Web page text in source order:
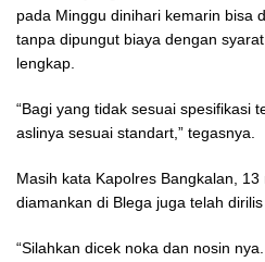
pada Minggu dinihari kemarin bisa
tanpa dipungut biaya dengan
lengkap.
“Bagi yang tidak sesuai spesifikasi
aslinya sesuai standart,” tegasnya.
Masih kata Kapolres Bangkalan,
diamankan di Blega juga telah dirilis
“Silahkan dicek noka dan nosin